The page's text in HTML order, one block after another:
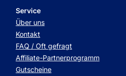
Service
Über uns
Kontakt
FAQ / Oft gefragt
Affiliate-Partnerprogramm
Gutscheine